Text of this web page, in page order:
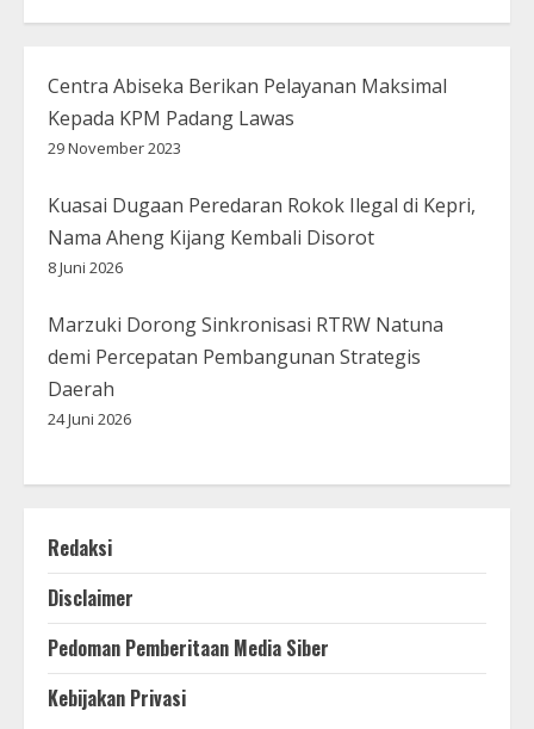
Centra Abiseka Berikan Pelayanan Maksimal
Kepada KPM Padang Lawas
29 November 2023
Kuasai Dugaan Peredaran Rokok Ilegal di Kepri,
Nama Aheng Kijang Kembali Disorot
8 Juni 2026
Marzuki Dorong Sinkronisasi RTRW Natuna
demi Percepatan Pembangunan Strategis
Daerah
24 Juni 2026
Redaksi
Disclaimer
Pedoman Pemberitaan Media Siber
Kebijakan Privasi